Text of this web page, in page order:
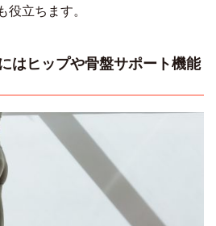
役立ちます。
はヒップや骨盤サポート機能